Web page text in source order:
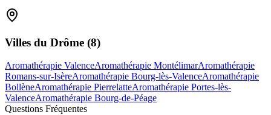
Villes du Drôme (8)
Aromathérapie ValenceAromathérapie MontélimarAromathérapie
Romans-sur-IsèreAromathérapie Bourg-lès-ValenceAromathérapie
BollèneAromathérapie PierrelatteAromathérapie Portes-lès-
ValenceAromathérapie Bourg-de-Péage
Questions Fréquentes